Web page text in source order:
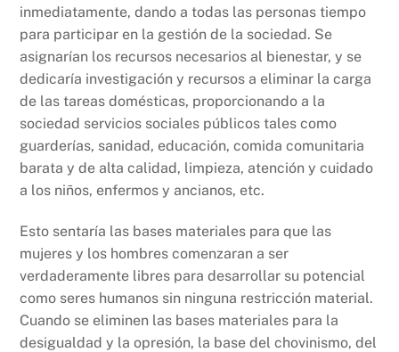
inmediatamente, dando a todas las personas tiempo
para participar en la gestión de la sociedad. Se
asignarían los recursos necesarios al bienestar, y se
dedicaría investigación y recursos a eliminar la carga
de las tareas domésticas, proporcionando a la
sociedad servicios sociales públicos tales como
guarderías, sanidad, educación, comida comunitaria
barata y de alta calidad, limpieza, atención y cuidado
a los niños, enfermos y ancianos, etc.
Esto sentaría las bases materiales para que las
mujeres y los hombres comenzaran a ser
verdaderamente libres para desarrollar su potencial
como seres humanos sin ninguna restricción material.
Cuando se eliminen las bases materiales para la
desigualdad y la opresión, la base del chovinismo, del